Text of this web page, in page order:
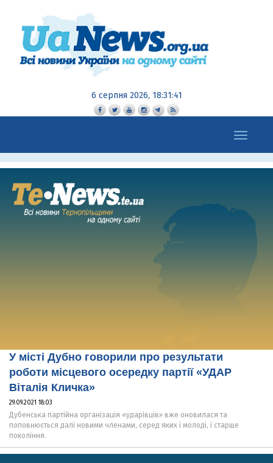
6 серпня 2026, 18:31:42
Toggle
navigation
У місті Дубно говорили про результати
роботи місцевого осередку партії «УДАР
Віталія Кличка»
29.09.2021 18:03
Дубенська партійна організація «ударівців» вже оновилася та
поповнюється далі новими членами, серед яких і молоді, і старше
покоління.